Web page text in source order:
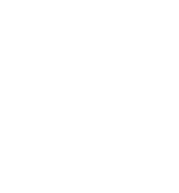
wird. Deine
für den SMS-
nun die
Hilfe der